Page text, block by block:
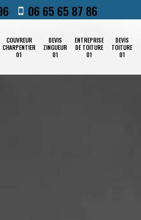
06 65 65 87 86
COUVREUR
CHARPENTIER
01
DEVIS
ZINGUEUR
01
ENTREPRISE
DE TOITURE
01
DEVIS
TOITURE
01